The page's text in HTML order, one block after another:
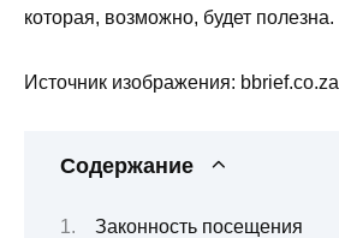
которая, возможно, будет полезна.
Источник изображения: bbrief.co.za
Содержание
Законность посещения